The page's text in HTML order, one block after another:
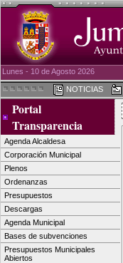
Lunes - 10 de Agosto 2026
NOTICIAS
Portal
Transparencia
Agenda Alcaldesa
Corporación Municipal
Plenos
Ordenanzas
Presupuestos
Descargas
Agenda Municipal
Bases de subvenciones
Presupuestos Municipales
Abiertos